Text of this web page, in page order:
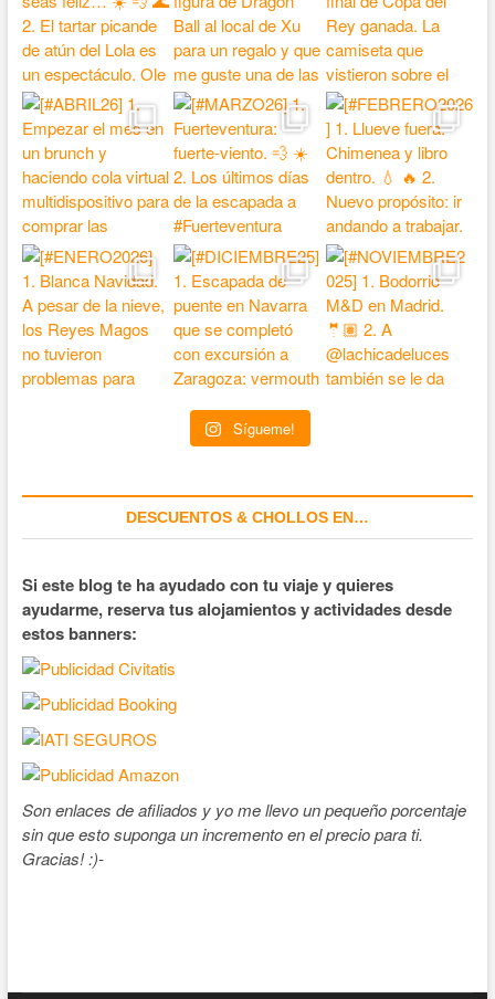
Sígueme!
DESCUENTOS & CHOLLOS EN…
Si este blog te ha ayudado con tu viaje y quieres
ayudarme, reserva tus alojamientos y actividades desde
estos banners:
Son enlaces de afiliados y yo me llevo un pequeño porcentaje
sin que esto suponga un incremento en el precio para ti.
Gracias! :)-